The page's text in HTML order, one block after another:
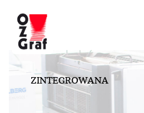
ZINTEGROWANA